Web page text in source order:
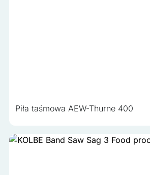
Piła taśmowa AEW-Thurne 400